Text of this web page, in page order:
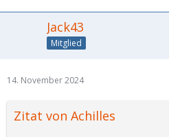
Jack43
Mitglied
14. November 2024
Zitat von Achilles